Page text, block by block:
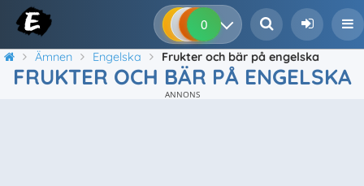
0 0 0
Ämnen Engelska Frukter och bär på engelska
FRUKTER OCH BÄR PÅ ENGELSKA
ANNONS